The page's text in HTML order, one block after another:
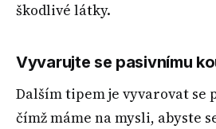
škodlivé látky.
Vyvarujte se pasivnímu
Dalším tipem je vyvarovat se
čímž máme na mysli, abyste